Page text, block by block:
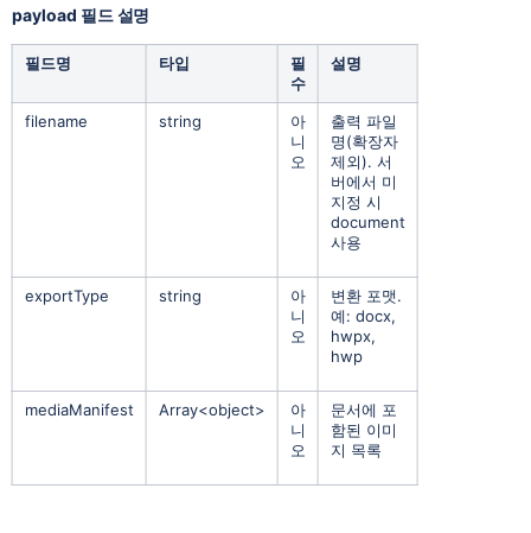
payload 필드 설명
필드명 타입
필
수
설명
filename string
아
니
오
출력 파일
명(확장자
제외). 서
버에서 미
지정 시
document
사용
exportType string
아
니
오
변환 포맷.
예: docx,
hwpx,
hwp
mediaManifest Array<object>
아
니
오
문서에 포
함된 이미
지 목록